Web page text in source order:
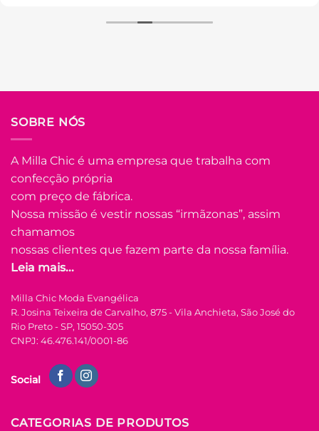
SOBRE NÓS
A Milla Chic é uma empresa que trabalha com
confecção própria
com preço de fábrica.
Nossa missão é vestir nossas “irmãzonas”, assim
chamamos
nossas clientes que fazem parte da nossa família.
Leia mais...
Milla Chic Moda Evangélica
R. Josina Teixeira de Carvalho, 875 - Vila Anchieta, São José do
Rio Preto - SP, 15050-305
CNPJ: 46.476.141/0001-86
Social
CATEGORIAS DE PRODUTOS